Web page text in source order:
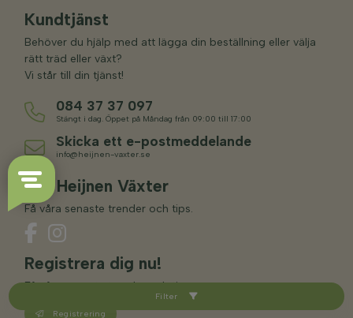
Filter
Kundtjänst
Behöver du hjälp med att lägga din beställning eller välja
rätt träd eller växt?
Vi står till din tjänst!
084 37 37 097
Stängt i dag. Öppet på Måndag från 09:00 till 17:00
Skicka ett e-postmeddelande
info@heijnen-vaxter.se
Följ Heijnen Växter
Få våra senaste trender och tips.
Registrera dig nu!
Få våra senaste trender och tips.
Registrering